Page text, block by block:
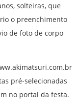
solteiras, que
o preenchimento
de foto de corpo
pré-selecionadas
no portal da festa.